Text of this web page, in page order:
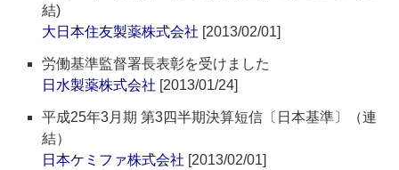
結)
大日本住友製薬株式会社 [2013/02/01]
労働基準監督署長表彰を受けました
日水製薬株式会社 [2013/01/24]
平成25年3月期 第3四半期決算短信〔日本基準〕（連
結）
日本ケミファ株式会社 [2013/02/01]